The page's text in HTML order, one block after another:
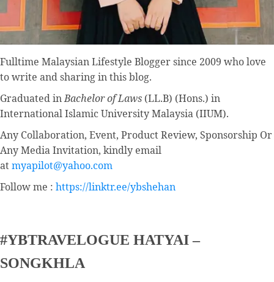
Fulltime Malaysian Lifestyle Bloggersince 2009 who love
to write and sharing in this blog.
Graduated inBachelor of Laws (LL.B) (Hons.) in
International Islamic University Malaysia (IIUM).
Any Collaboration, Event, Product Review, Sponsorship Or
Any Media Invitation, kindly email
atmyapilot@yahoo.com
Follow me : https://linktr.ee/ybshehan
#YBTRAVELOGUE HATYAI –
SONGKHLA